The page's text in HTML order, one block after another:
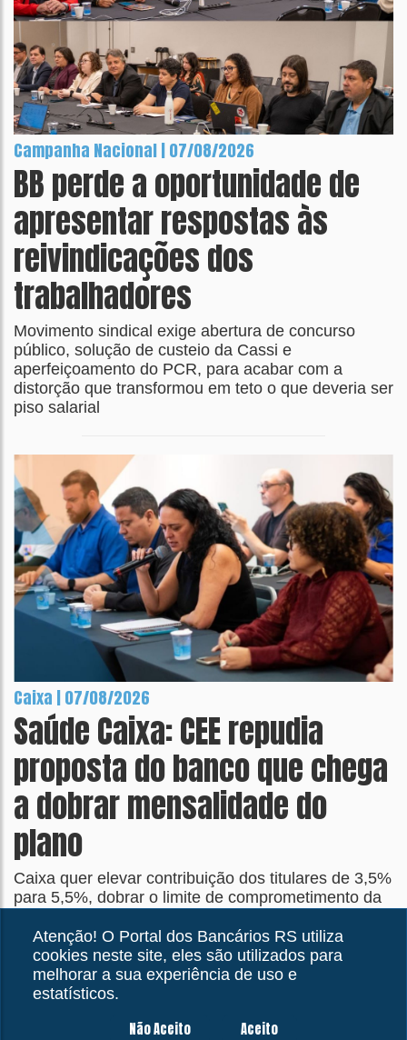
Atenção! O Portal dos Bancários RS utiliza
cookies neste site, eles são utilizados para
melhorar a sua experiência de uso e
estatísticos.
Campanha Nacional | 07/08/2026
BB perde a oportunidade de
apresentar respostas às
reivindicações dos
trabalhadores
Movimento sindical exige abertura de concurso
público, solução de custeio da Cassi e
aperfeiçoamento do PCR, para acabar com a
distorção que transformou em teto o que deveria ser
piso salarial
Caixa | 07/08/2026
Saúde Caixa: CEE repudia
proposta do banco que chega
a dobrar mensalidade do
plano
Caixa quer elevar contribuição dos titulares de 3,5%
para 5,5%, dobrar o limite de comprometimento da
cobradas pelos dependentes diretos e indiretos